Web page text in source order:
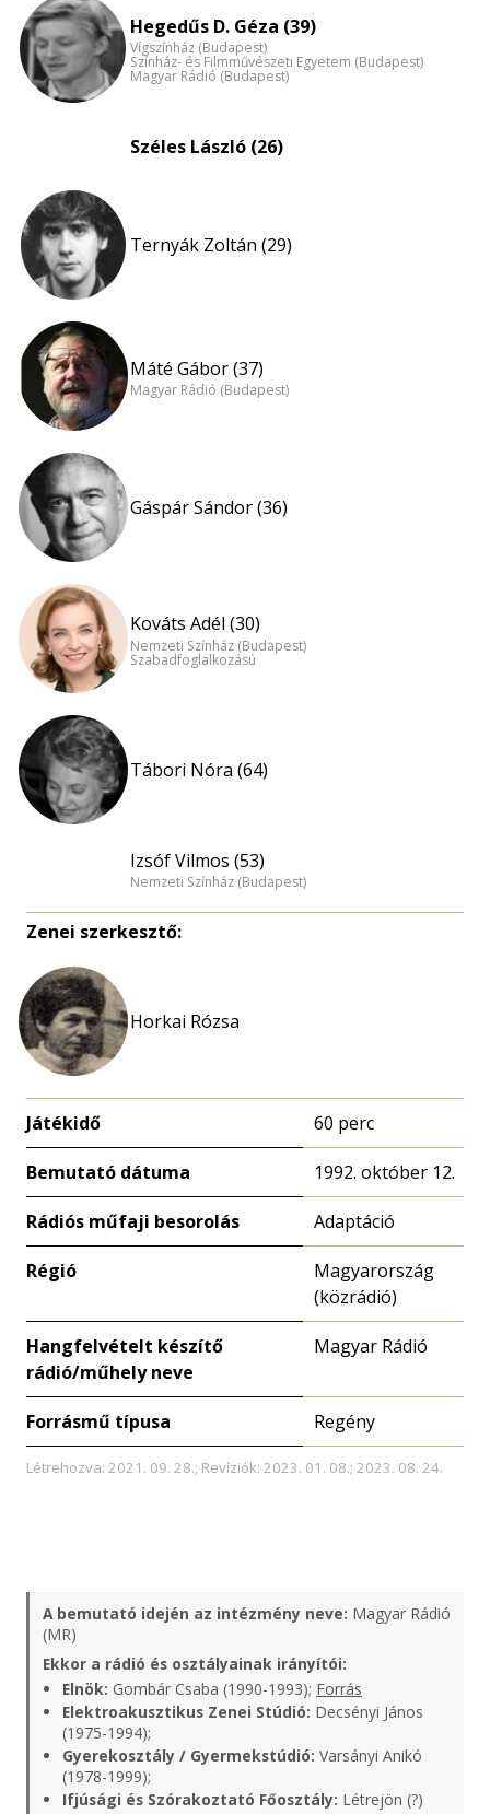
Hegedűs D. Géza (39)
Vígszínház (Budapest)
Színház- és Filmművészeti Egyetem (Budapest)
Magyar Rádió (Budapest)
Széles László (26)
Ternyák Zoltán (29)
Máté Gábor (37)
Magyar Rádió (Budapest)
Gáspár Sándor (36)
Kováts Adél (30)
Nemzeti Színház (Budapest)
Szabadfoglalkozású
Tábori Nóra (64)
Izsóf Vilmos (53)
Nemzeti Színház (Budapest)
Zenei szerkesztő:
Horkai Rózsa
Játékidő 60 perc
Bemutató dátuma 1992. október 12.
Rádiós műfaji besorolás Adaptáció
Régió
Magyarország
(közrádió)
Hangfelvételt készítő
rádió/műhely neve
Magyar Rádió
Forrásmű típusa Regény
Létrehozva: 2021. 09. 28.; Revíziók: 2023. 01. 08.; 2023. 08. 24.
A bemutató idején az intézmény neve: Magyar Rádió
(MR)
Ekkor a rádió és osztályainak irányítói:
Elnök: Gombár Csaba (1990-1993); Forrás
Elektroakusztikus Zenei Stúdió: Decsényi János
(1975-1994);
Gyerekosztály / Gyermekstúdió: Varsányi Anikó
(1978-1999);
Ifjúsági és Szórakoztató Főosztály: Létrejön (?)